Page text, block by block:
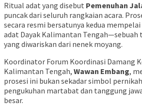
Ritual adat yang disebut Pemenuhan
puncak dari seluruh rangkaian acara.
secara resmi bersatunya kedua
adat Dayak Kalimantan
yang diwariskan dari nenek moyang.
Koordinator Forum Koordinasi Damang
Kalimantan Tengah, Wawan Embang,
prosesi ini bukan sekadar simbol
pengukuhan martabat dan tanggung
besar.